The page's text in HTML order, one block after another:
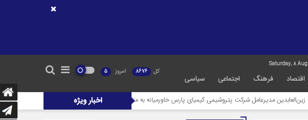
اقتصاد فرهنگ اجتماعی سیاسی
کل 8676 امروز 5
اخبار ویژه شرکت پتروشیمی کیمیای پارس خاورمیانه به مناسبت روز خبرنگار پیام مدیرعامل پتروشیمی خارک به مناسبت